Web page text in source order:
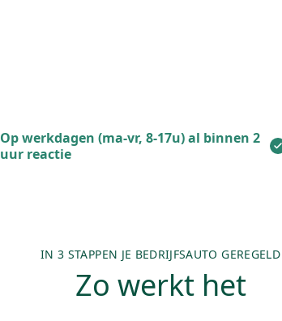
Op werkdagen (ma-vr, 8-17u) al binnen 2
uur reactie
IN 3 STAPPEN JE BEDRIJFSAUTO GEREGELD
Zo werkt het